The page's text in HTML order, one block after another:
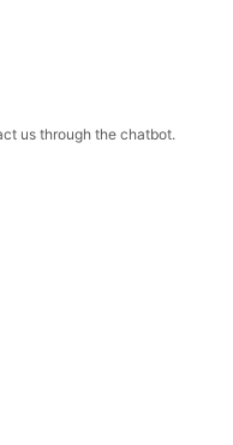
us through the chatbot.